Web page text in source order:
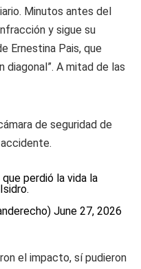
Minutos antes del
y sigue su
Ernestina Pais, que
diagonal”. A mitad de las
de seguridad de
perdió la vida la
June 27, 2026
el impacto, sí pudieron